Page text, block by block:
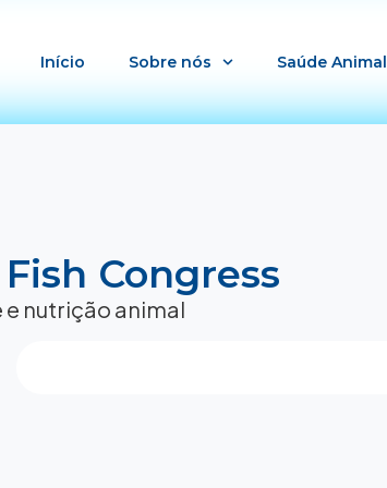
Início Sobre nós Saúde Animal
Congress
e nutrição animal